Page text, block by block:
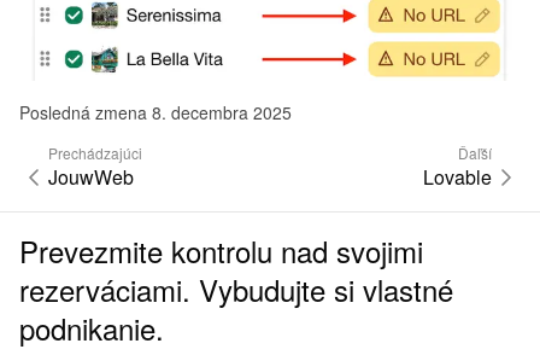
Posledná zmena 8. decembra 2025
Prechádzajúci
JouwWeb
Ďaľší
Lovable
Prevezmite kontrolu nad svojimi
rezerváciami. Vybudujte si vlastné
podnikanie.